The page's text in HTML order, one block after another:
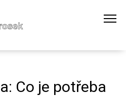
Co je potřeba